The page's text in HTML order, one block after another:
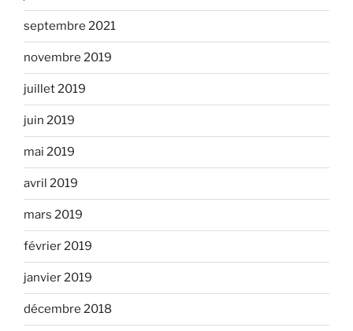
septembre 2021
novembre 2019
juillet 2019
juin 2019
mai 2019
avril 2019
mars 2019
février 2019
janvier 2019
décembre 2018